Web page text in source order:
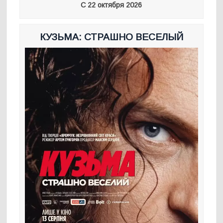
С 22 октября 2026
КУЗЬМА: СТРАШНО ВЕСЕЛЫЙ